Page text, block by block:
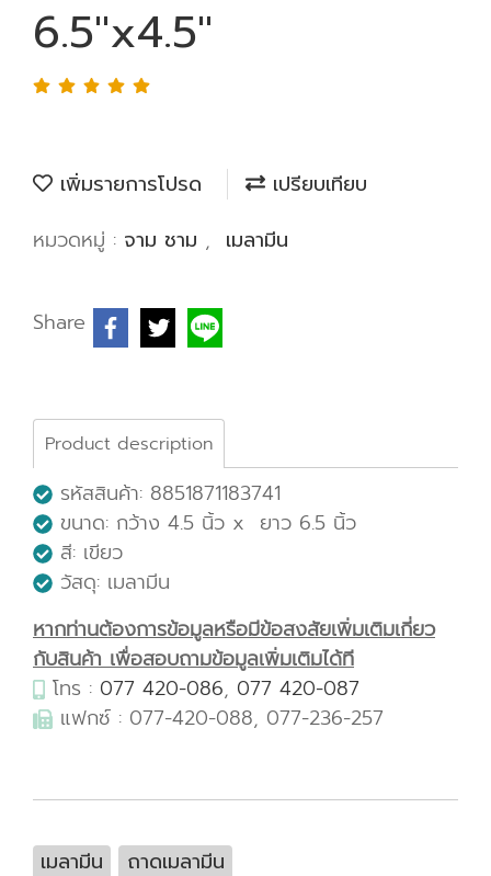
6.5"x4.5"
เพิ่มรายการโปรด
เปรียบเทียบ
หมวดหมู่ : จาม ชาม , เมลามีน
Share
Product description
รหัสสินค้า: 8851871183741
ขนาด: กว้าง 4.5 นิ้ว x ยาว 6.5 นิ้ว
สี: เขียว
วัสดุ: เมลามีน
หากท่านต้องการข้อมูลหรือมีข้อสงสัยเพิ่มเติมเกี่ยว
กับสินค้า เพื่อสอบถามข้อมูลเพิ่มเติมได้ที
โทร : 077 420-086, 077 420-087
แฟกซ์ : 077-420-088, 077-236-257
เมลามีน ถาดเมลามีน